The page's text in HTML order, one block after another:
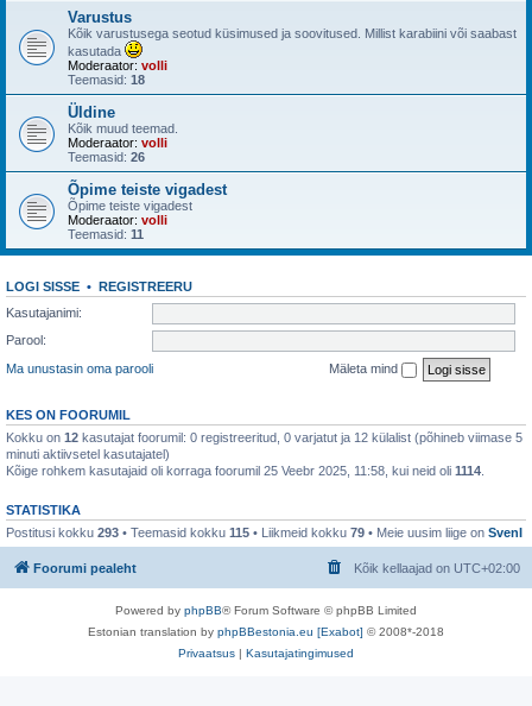
Varustus
Kõik varustusega seotud küsimused ja soovitused. Millist karabiini või saabast
kasutada
Moderaator: volli
Teemasid: 18
Üldine
Kõik muud teemad.
Moderaator: volli
Teemasid: 26
Õpime teiste vigadest
Õpime teiste vigadest
Moderaator: volli
Teemasid: 11
LOGI SISSE • REGISTREERU
Kasutajanimi:
Parool:
Ma unustasin oma parooli
Mäleta mind
KES ON FOORUMIL
Kokku on 12 kasutajat foorumil: 0 registreeritud, 0 varjatut ja 12 külalist (põhineb viimase 5
minuti aktiivsetel kasutajatel)
Kõige rohkem kasutajaid oli korraga foorumil 25 Veebr 2025, 11:58, kui neid oli 1114
STATISTIKA
Postitusi kokku 293 • Teemasid kokku 115 • Liikmeid kokku 79 • Meie uusim liige on SvenI
Foorumi pealeht Kõik kellaajad on UTC+02:00
Powered by phpBB® Forum Software © phpBB Limited
Estonian translation by phpBBestonia.eu [Exabot] © 2008*-2018
Privaatsus | Kasutajatingimused